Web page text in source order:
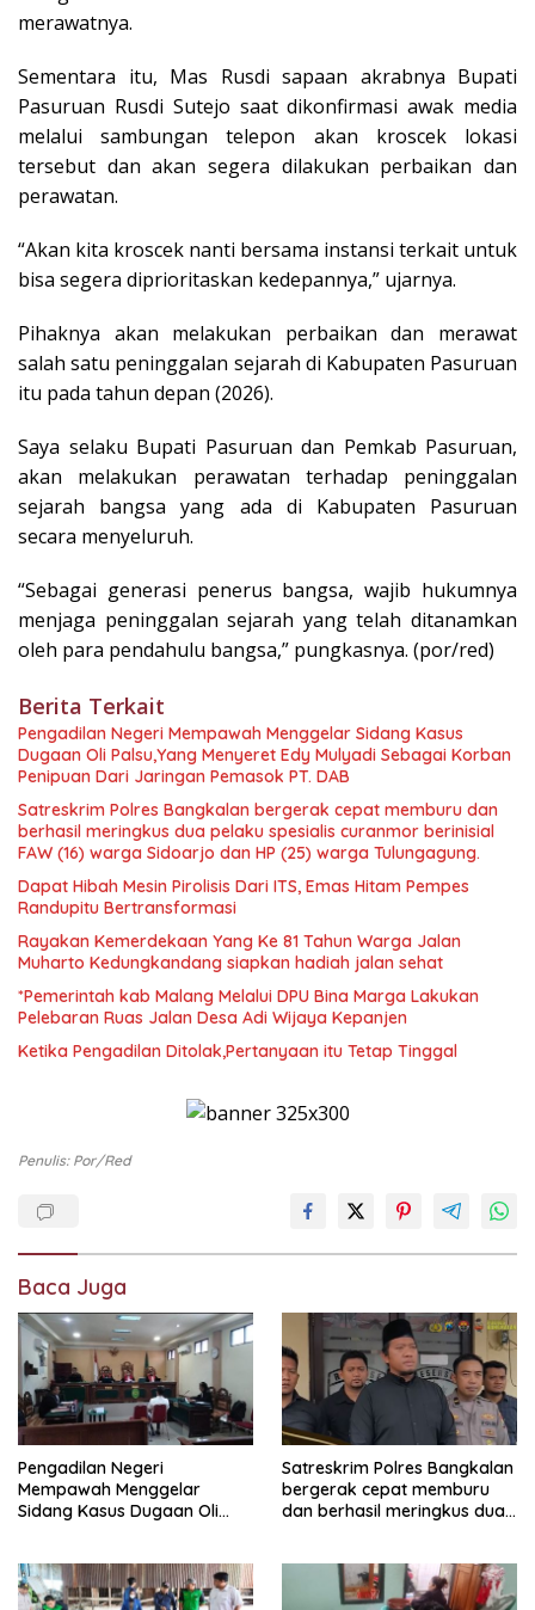
merawatnya.
Sementara itu, Mas Rusdi sapaan akrabnya Bupati
Pasuruan Rusdi Sutejo saat dikonfirmasi awak media
melalui sambungan telepon akan kroscek lokasi
tersebut dan akan segera dilakukan perbaikan dan
perawatan.
“Akan kita kroscek nanti bersama instansi terkait untuk
bisa segera diprioritaskan kedepannya,” ujarnya.
Pihaknya akan melakukan perbaikan dan merawat
salah satu peninggalan sejarah di Kabupaten Pasuruan
itu pada tahun depan (2026).
Saya selaku Bupati Pasuruan dan Pemkab Pasuruan,
akan melakukan perawatan terhadap peninggalan
sejarah bangsa yang ada di Kabupaten Pasuruan
secara menyeluruh.
“Sebagai generasi penerus bangsa, wajib hukumnya
menjaga peninggalan sejarah yang telah ditanamkan
oleh para pendahulu bangsa,” pungkasnya. (por/red)
Berita Terkait
Pengadilan Negeri Mempawah Menggelar Sidang Kasus
Dugaan Oli Palsu,Yang Menyeret Edy Mulyadi Sebagai Korban
Penipuan Dari Jaringan Pemasok PT. DAB
Satreskrim Polres Bangkalan bergerak cepat memburu dan
berhasil meringkus dua pelaku spesialis curanmor berinisial
FAW (16) warga Sidoarjo dan HP (25) warga Tulungagung.
Dapat Hibah Mesin Pirolisis Dari ITS, Emas Hitam Pempes
Randupitu Bertransformasi
Rayakan Kemerdekaan Yang Ke 81 Tahun Warga Jalan
Muharto Kedungkandang siapkan hadiah jalan sehat
*Pemerintah kab Malang Melalui DPU Bina Marga Lakukan
Pelebaran Ruas Jalan Desa Adi Wijaya Kepanjen
Ketika Pengadilan Ditolak,Pertanyaan itu Tetap Tinggal
Penulis: Por/red
Baca Juga
Pengadilan Negeri
Mempawah Menggelar
Sidang Kasus Dugaan Oli
Penipuan Dari Jaringan
Pemasok PT. DAB
Satreskrim Polres Bangkalan
bergerak cepat memburu
dan berhasil meringkus dua
Sidoarjo dan HP (25) warga
Tulungagung.